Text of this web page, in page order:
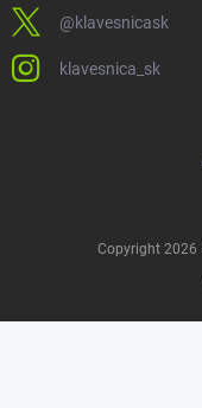
@klavesnicask
klavesnica_sk
Copyright 2026